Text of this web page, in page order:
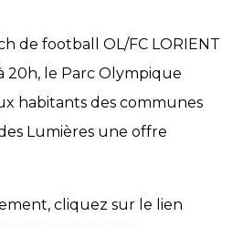
de football OL/FC LORIENT
20h, le Parc Olympique
habitants des communes
Lumières une offre
cliquez sur le lien